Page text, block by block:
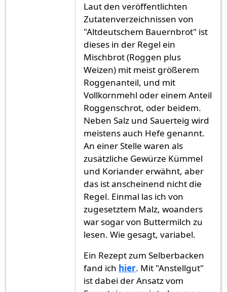
Laut den veröffentlichten
Zutatenverzeichnissen von
"Altdeutschem Bauernbrot" ist
dieses in der Regel ein
Mischbrot (Roggen plus
Weizen) mit meist größerem
Roggenanteil, und mit
Vollkornmehl oder einem Anteil
Roggenschrot, oder beidem.
Neben Salz und Sauerteig wird
meistens auch Hefe genannt.
An einer Stelle waren als
zusätzliche Gewürze Kümmel
und Koriander erwähnt, aber
das ist anscheinend nicht die
Regel. Einmal las ich von
zugesetztem Malz, woanders
war sogar von Buttermilch zu
lesen. Wie gesagt, variabel.
Ein Rezept zum Selberbacken
fand ich hier. Mit "Anstellgut"
ist dabei der Ansatz vom